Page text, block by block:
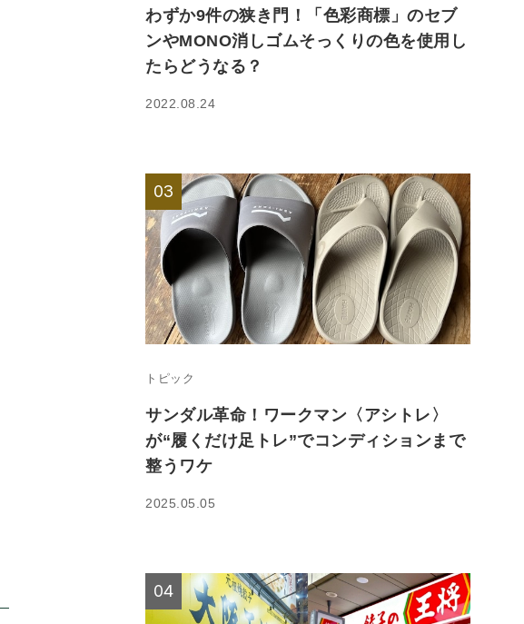
わずか9件の狭き門！「色彩商標」のセブ
ンやMONO消しゴムそっくりの色を使用し
たらどうなる？
2022.08.24
トピック
サンダル革命！ワークマン〈アシトレ〉
が“履くだけ足トレ”でコンディションまで
整うワケ
2025.05.05